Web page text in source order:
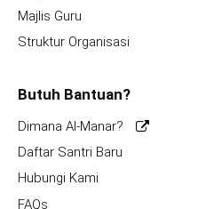
Majlis Guru
Struktur Organisasi
Butuh Bantuan?
Dimana Al-Manar?
Daftar Santri Baru
Hubungi Kami
FAQs